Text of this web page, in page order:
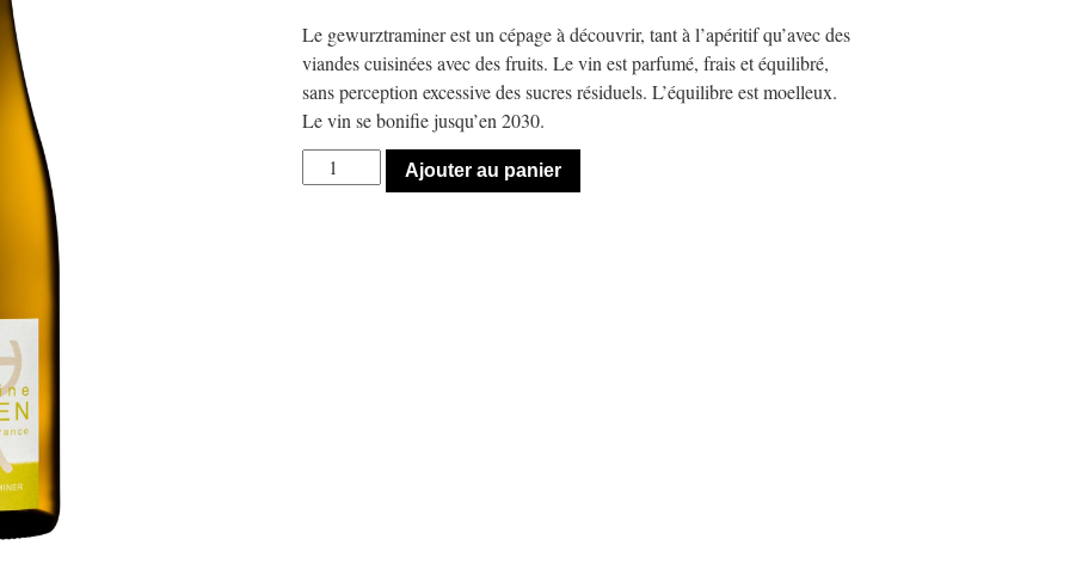
Le gewurztraminer est un cépage à découvrir, tant à l’apéritif qu’avec des
viandes cuisinées avec des fruits. Le vin est parfumé, frais et équilibré,
sans perception excessive des sucres résiduels. L’équilibre est moelleux.
Le vin se bonifie jusqu’en 2030.
Ajouter au panier